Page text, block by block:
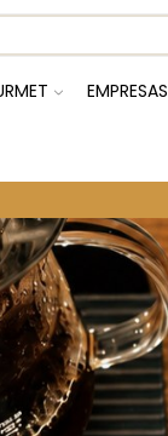
EMPRESAS